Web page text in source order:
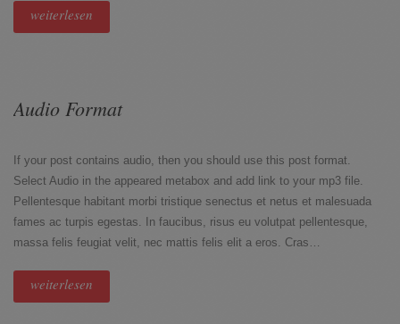
weiterlesen
Audio Format
If your post contains audio, then you should use this post format.
Select Audio in the appeared metabox and add link to your mp3 file.
Pellentesque habitant morbi tristique senectus et netus et malesuada
fames ac turpis egestas. In faucibus, risus eu volutpat pellentesque,
massa felis feugiat velit, nec mattis felis elit a eros. Cras…
weiterlesen